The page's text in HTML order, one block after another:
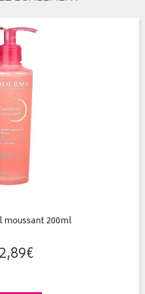
moussant 200ml
,89€